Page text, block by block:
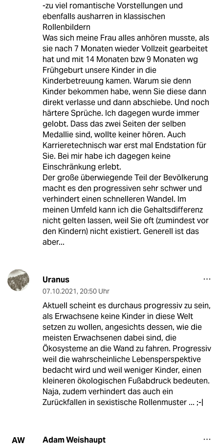
-zu viel romantische Vorstellungen und
ebenfalls ausharren in klassischen
Rollenbildern
Was sich meine Frau alles anhören musste, als
sie nach 7 Monaten wieder Vollzeit gearbeitet
hat und mit 14 Monaten bzw 9 Monaten wg
Frühgeburt unsere Kinder in die
Kinderbetreuung kamen. Warum sie denn
Kinder bekommen habe, wenn Sie diese dann
direkt verlasse und dann abschiebe. Und noch
härtere Sprüche. Ich dagegen wurde immer
gelobt. Dass das zwei Seiten der selben
Medallie sind, wollte keiner hören. Auch
Karrieretechnisch war erst mal Endstation für
Sie. Bei mir habe ich dagegen keine
Einschränkung erlebt.
Der große überwiegende Teil der Bevölkerung
macht es den progressiven sehr schwer und
verhindert einen schnelleren Wandel. Im
meinen Umfeld kann ich die Gehaltsdifferenz
nicht gelten lassen, weil Sie oft (zumindest vor
den Kindern) nicht existiert. Generell ist das
aber...
Uranus
07.10.2021, 20:50 Uhr
Aktuell scheint es durchaus progressiv zu sein,
als Erwachsene keine Kinder in diese Welt
setzen zu wollen, angesichts dessen, wie die
meisten Erwachsenen dabei sind, die
Ökosysteme an die Wand zu fahren. Progressiv
weil die wahrscheinliche Lebensperspektive
bedacht wird und weil weniger Kinder, einen
kleineren ökologischen Fußabdruck bedeuten.
Naja, zudem verhindert das auch ein
Zurückfallen in sexistische Rollenmuster ... ;-|
AW Adam Weishaupt